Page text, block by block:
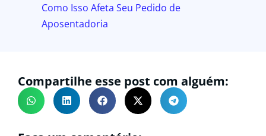
Como Isso Afeta Seu Pedido de
Aposentadoria
Compartilhe esse post com alguém: